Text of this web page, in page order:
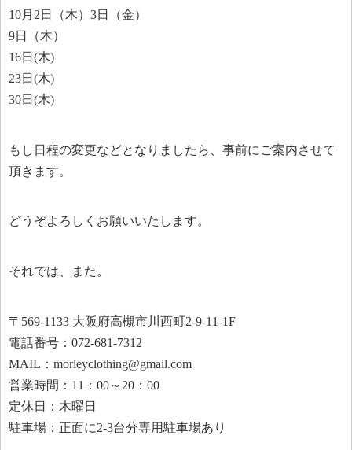
10月2日（木）3日（金）
9日（木）
16日(木)
23日(木)
30日(木)
もし日程の変更などとなりましたら、事前にご案内させて
頂きます。
どうぞよろしくお願いいたします。
それでは、また。
〒569-1133 大阪府高槻市川西町2-9-11-1F
電話番号：072-681-7312
MAIL：morleyclothing@gmail.com
営業時間：11：00～20：00
定休日：木曜日
駐車場：正面に2-3台分専用駐車場あり